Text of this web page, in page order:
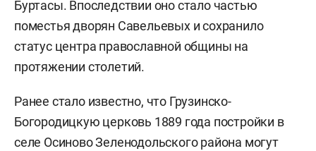
Буртасы. Впоследствии оно стало частью
поместья дворян Савельевых и сохранило
статус центра православной общины на
протяжении столетий.
Ранее стало известно, что Грузинско-
Богородицкую церковь 1889 года постройки в
селе Осиново Зеленодольского района могут